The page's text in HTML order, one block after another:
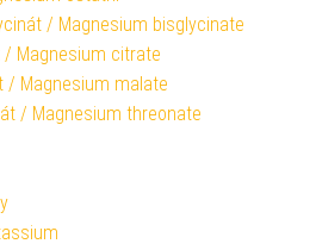
/ Magnesium bisglycinate
/ Magnesium citrate
/ Magnesium malate
/ Magnesium threonate